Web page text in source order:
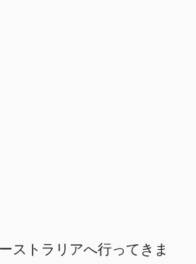
ストラリアへ行ってきま